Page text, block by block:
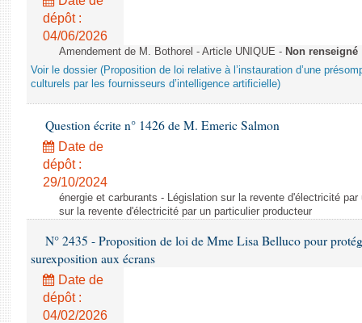
dépôt :
04/06/2026
Amendement de M. Bothorel - Article UNIQUE - Non renseigné
Voir le dossier (Proposition de loi relative à l’instauration d’une
culturels par les fournisseurs d’intelligence artificielle)
Question écrite n° 1426 de M. Emeric Salmon
Date de
dépôt :
29/10/2024
énergie et carburants - Législation sur la revente d'électricité
sur la revente d'électricité par un particulier producteur
N° 2435 - Proposition de loi de Mme Lisa Belluco pour
surexposition aux écrans
Date de
dépôt :
04/02/2026